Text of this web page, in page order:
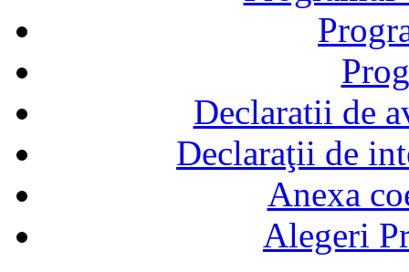
Declaratii de
Declaraţii de
Anexa
Alegeri